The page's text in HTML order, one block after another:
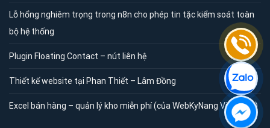
Lỗ hổng nghiêm trọng trong n8n cho phép tin tặc kiểm soát toàn
bộ hệ thống
Plugin Floating Contact – nút liên hệ
Thiết kế website tại Phan Thiết – Lâm Đồng
Excel bán hàng – quản lý kho miễn phí (của WebKyNang Việt Nam)